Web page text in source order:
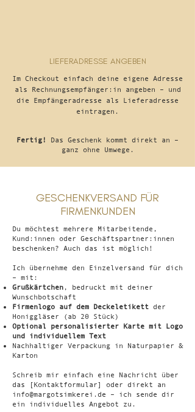
LIEFERADRESSE ANGEBEN
Im Checkout einfach deine eigene Adresse
als Rechnungsempfänger:in angeben – und
die Empfängeradresse als Lieferadresse
eintragen.
Fertig! Das Geschenk kommt direkt an –
ganz ohne Umwege.
GESCHENKVERSAND FÜR
FIRMENKUNDEN
​Du möchtest mehrere Mitarbeitende,
Kund:innen oder Geschäftspartner:innen
beschenken? Auch das ist möglich!
Ich übernehme den Einzelversand für dich
– mit:
Grußkärtchen , bedruckt mit deiner
Wunschbotschaft
Firmenlogo auf dem Deckeletikett der
Honiggläser (ab 20 Stück)
Optional personalisierter Karte mit Logo
und individuellem Text
Nachhaltiger Verpackung in Naturpapier &
Karton
Schreib mir einfach eine Nachricht über
das [Kontaktformular] oder direkt an
info@margotsimkerei.de – ich sende dir
ein individuelles Angebot zu.